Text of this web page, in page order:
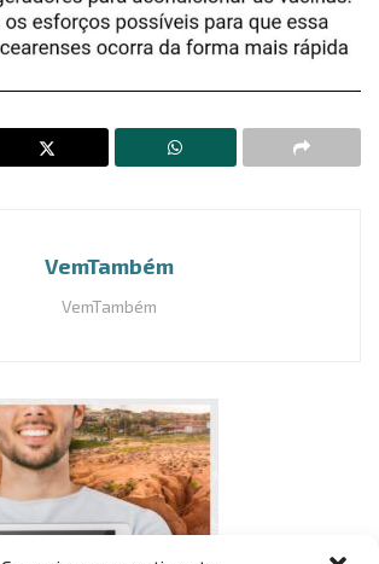
VemTambém
VemTambém